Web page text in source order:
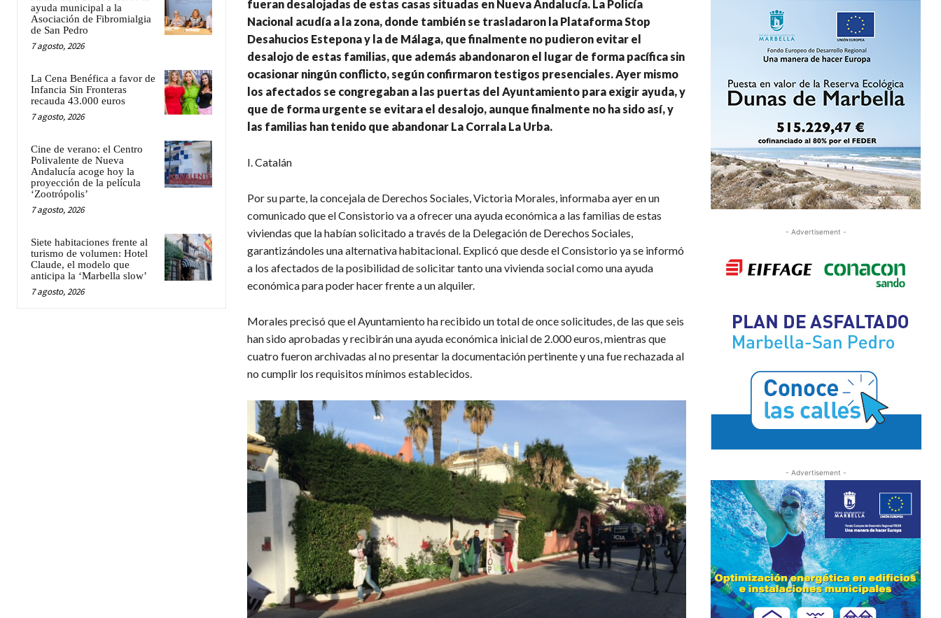
ayuda municipal a la
Asociación de Fibromialgia
de San Pedro
7 agosto, 2026
La Cena Benéfica a favor de
Infancia Sin Fronteras
recauda 43.000 euros
7 agosto, 2026
Cine de verano: el Centro
Polivalente de Nueva
Andalucía acoge hoy la
proyección de la película
‘Zootrópolis’
7 agosto, 2026
Siete habitaciones frente al
turismo de volumen: Hotel
Claude, el modelo que
anticipa la ‘Marbella slow’
7 agosto, 2026
fueran desalojadas de estas casas situadas en Nueva Andalucía. La Policía
Nacional acudía a la zona, donde también se trasladaron la Plataforma Stop
Desahucios Estepona y la de Málaga, que finalmente no pudieron evitar el
desalojo de estas familias, que además abandonaron el lugar de forma pacífica sin
ocasionar ningún conflicto, según confirmaron testigos presenciales. Ayer mismo
los afectados se congregaban a las puertas del Ayuntamiento para exigir ayuda, y
que de forma urgente se evitara el desalojo, aunque finalmente no ha sido así, y
las familias han tenido que abandonar La Corrala La Urba.
I. Catalán
Por su parte, la concejala de Derechos Sociales, Victoria Morales, informaba ayer en un
comunicado que el Consistorio va a ofrecer una ayuda económica a las familias de estas
viviendas que la habían solicitado a través de la Delegación de Derechos Sociales,
garantizándoles una alternativa habitacional. Explicó que desde el Consistorio ya se informó
a los afectados de la posibilidad de solicitar tanto una vivienda social como una ayuda
económica para poder hacer frente a un alquiler.
Morales precisó que el Ayuntamiento ha recibido un total de once solicitudes, de las que seis
han sido aprobadas y recibirán una ayuda económica inicial de 2.000 euros, mientras que
cuatro fueron archivadas al no presentar la documentación pertinente y una fue rechazada al
no cumplir los requisitos mínimos establecidos.
- Advertisement -
- Advertisement -